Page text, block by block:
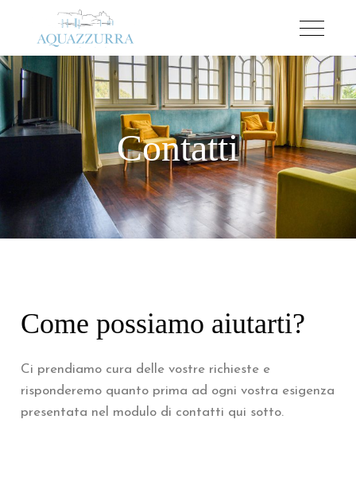
Contatti
Come possiamo aiutarti?
Ci prendiamo cura delle vostre richieste e
risponderemo quanto prima ad ogni vostra esigenza
presentata nel modulo di contatti qui sotto.